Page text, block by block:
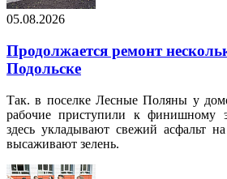
05.08.2026
Продолжается ремонт
Подольске
Так. в поселке Лесные Поляны у
рабочие приступили к финишному
здесь укладывают свежий асфальт
высаживают зелень.